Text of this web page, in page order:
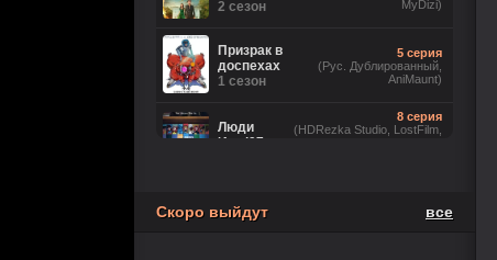
2 сезон
MyDizi)
Призрак в
доспехах
1 сезон
5 серия
(Рус. Дублированный,
AniMaunt)
Люди
Икс ’97
8 серия
(HDRezka Studio, LostFilm,
Лаки
(LostFilm, HDRezka Studio,
HDrezka Studio (18+),
Скоро выйдут все